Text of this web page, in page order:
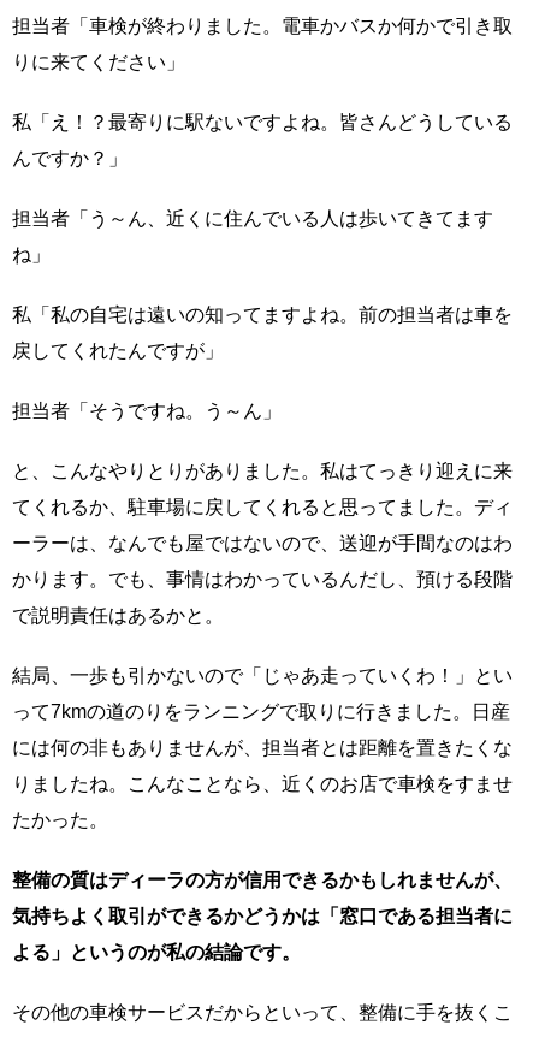
担当者「車検が終わりました。電車かバスか何かで引き取
りに来てください」
私「え！？最寄りに駅ないですよね。皆さんどうしている
んですか？」
担当者「う～ん、近くに住んでいる人は歩いてきてます
ね」
私「私の自宅は遠いの知ってますよね。前の担当者は車を
戻してくれたんですが」
担当者「そうですね。う～ん」
と、こんなやりとりがありました。私はてっきり迎えに来
てくれるか、駐車場に戻してくれると思ってました。ディ
ーラーは、なんでも屋ではないので、送迎が手間なのはわ
かります。でも、事情はわかっているんだし、預ける段階
で説明責任はあるかと。
結局、一歩も引かないので「じゃあ走っていくわ！」とい
って7kmの道のりをランニングで取りに行きました。日産
には何の非もありませんが、担当者とは距離を置きたくな
りましたね。こんなことなら、近くのお店で車検をすませ
たかった。
整備の質はディーラの方が信用できるかもしれませんが、
気持ちよく取引ができるかどうかは「窓口である担当者に
よる」というのが私の結論です。
その他の車検サービスだからといって、整備に手を抜くこ